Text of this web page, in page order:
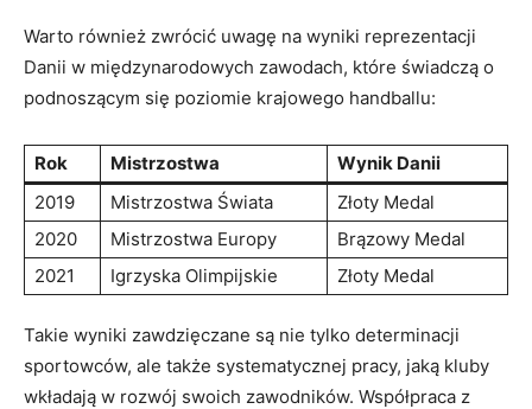
Warto ‍również zwrócić ⁢uwagę na wyniki⁤ reprezentacji
Danii w międzynarodowych zawodach, które świadczą ‌o
podnoszącym się‍ poziomie krajowego handballu:
Rok Mistrzostwa
Wynik Danii
2019
Mistrzostwa Świata
Złoty Medal
2020
Mistrzostwa Europy
Brązowy Medal
2021
Igrzyska‍ Olimpijskie Złoty⁤ Medal
Takie wyniki ​zawdzięczane są nie tylko determinacji
sportowców,⁢ ale także systematycznej pracy, jaką⁤ kluby
wkładają ‌w rozwój swoich zawodników. Współpraca z